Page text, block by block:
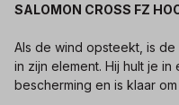
SALOMON CROSS FZ
Als de wind opsteekt, is de
in zijn element. Hij hult je
bescherming en is klaar